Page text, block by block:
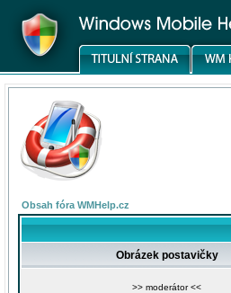
Obsah fóra WMHelp.cz
Obrázek postavičky
>> moderátor <<